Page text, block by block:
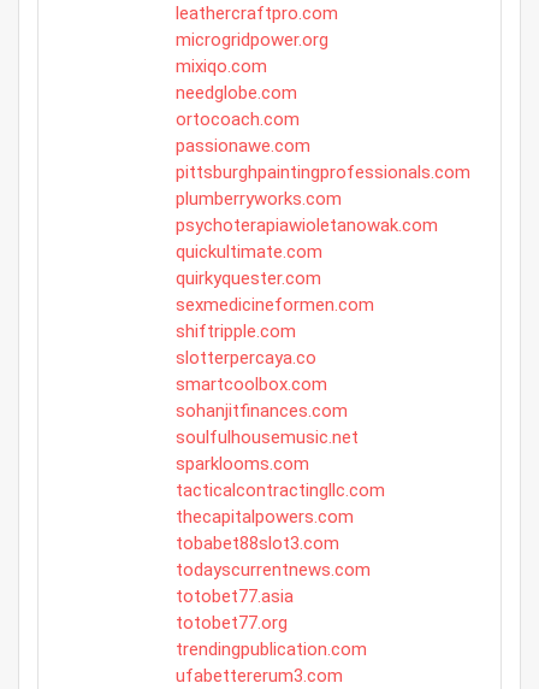
leathercraftpro.com
microgridpower.org
mixiqo.com
needglobe.com
ortocoach.com
passionawe.com
pittsburghpaintingprofessionals.com
plumberryworks.com
psychoterapiawioletanowak.com
quickultimate.com
quirkyquester.com
sexmedicineformen.com
shiftripple.com
slotterpercaya.co
smartcoolbox.com
sohanjitfinances.com
soulfulhousemusic.net
sparklooms.com
tacticalcontractingllc.com
thecapitalpowers.com
tobabet88slot3.com
todayscurrentnews.com
totobet77.asia
totobet77.org
trendingpublication.com
ufabettererum3.com